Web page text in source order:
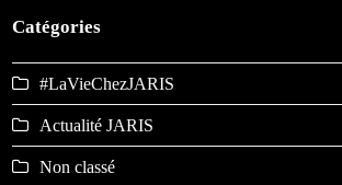
Catégories
#LaVieChezJARIS
Actualité JARIS
Non classé